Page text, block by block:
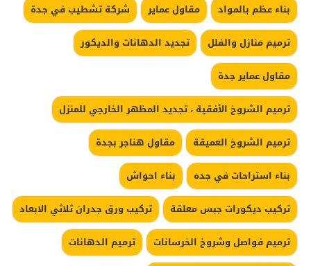
بناء عظم بالمواد
مقاول عماير
شركة تشطيب في جدة
ترميم منازل والفلل
تجديد الدهانات والديكور
مقاول عماير جدة
ترميم الشروخ الأفقية ، تجديد المظهر الخارجي للمنزل
ترميم الشروخ العميقة
مقاول هناجر بجدة
بناء استراحات في جده
بناء احواش
تركيب ديكورات جبس معلقة
تركيب ورق جدران ثلاثي الابعاد
ترميم فواصل وشروخ الخرسانات
ترميم الدهانات